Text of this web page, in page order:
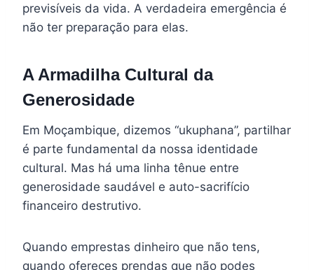
previsíveis da vida. A verdadeira emergência é
não ter preparação para elas.
A Armadilha Cultural da
Generosidade
Em Moçambique, dizemos “ukuphana”, partilhar
é parte fundamental da nossa identidade
cultural. Mas há uma linha tênue entre
generosidade saudável e auto-sacrifício
financeiro destrutivo.
Quando emprestas dinheiro que não tens,
quando ofereces prendas que não podes